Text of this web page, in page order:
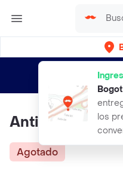
los
envíos
Antic. A D Rojo-
Agotado